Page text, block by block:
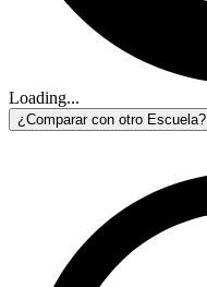
Loading...
¿Comparar con otro Escuela?